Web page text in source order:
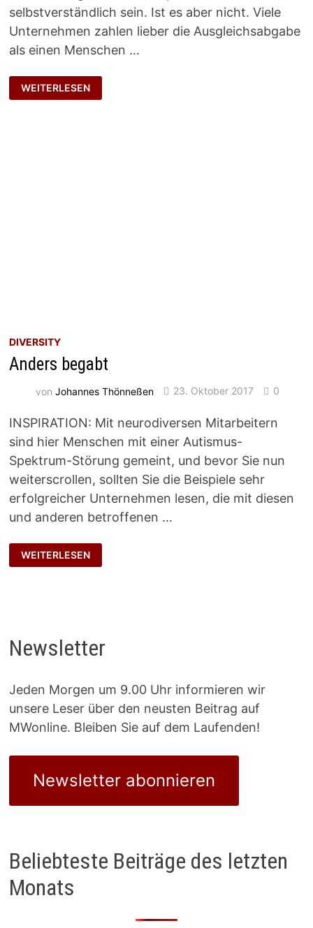
selbstverständlich sein. Ist es aber nicht. Viele
Unternehmen zahlen lieber die Ausgleichsabgabe
als einen Menschen …
INKLUSION
MUSS
MAN
WEITERLESEN
DIVERSITY
Anders begabt
vonJohannes Thönneßen 23. Oktober 2017 0
INSPIRATION: Mit neurodiversen Mitarbeitern
sind hier Menschen mit einer Autismus-
Spektrum-Störung gemeint, und bevor Sie nun
weiterscrollen, sollten Sie die Beispiele sehr
erfolgreicher Unternehmen lesen, die mit diesen
und anderen betroffenen …
ANDERS
BEGABT
WEITERLESEN
Newsletter
Jeden Morgen um 9.00 Uhr informieren wir
unsere Leser über den neusten Beitrag auf
MWonline. Bleiben Sie auf dem Laufenden!
Newsletter abonnieren
Beliebteste Beiträge des letzten
Monats